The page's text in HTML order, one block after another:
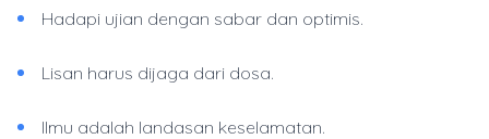
Hadapi ujian dengan sabar dan optimis.
Lisan harus dijaga dari dosa.
Ilmu adalah landasan keselamatan.